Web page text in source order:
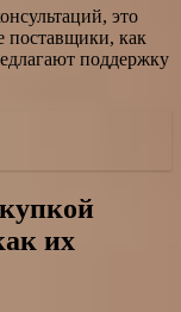
это
поставщики, как
поддержку
их